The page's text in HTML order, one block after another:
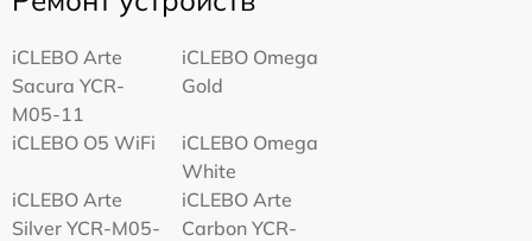
iCLEBO Arte
Sacura YCR-
M05-11
iCLEBO Omega
Gold
iCLEBO O5 WiFi
iCLEBO Omega
White
iCLEBO Arte
Silver YCR-M05-
iCLEBO Arte
Carbon YCR-